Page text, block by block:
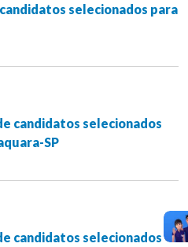
selecionados para
candidatos selecionados
SP
candidatos selecionados